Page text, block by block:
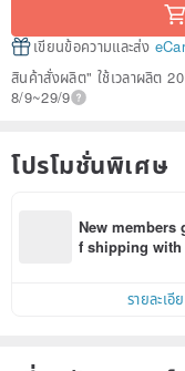
เขียนข้อความและส่ง
สินค้าสั่งผลิต" ใช้เวลาผลิต
8/9~29/9
โปรโมชั่นพิเศษ
New members
f shipping
รายละเอี